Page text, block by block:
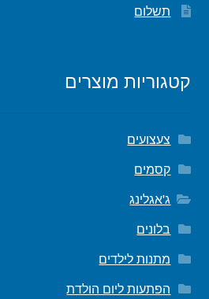
תשלום
קטגוריות מוצרים
צעצועים
קסמים
ג'אגלינג
בלונים
מתנות לילדים
הפתעות ליום הולדת